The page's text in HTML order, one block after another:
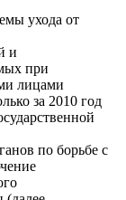
ухода от
и
при
лицами
за 2010 год
по борьбе с